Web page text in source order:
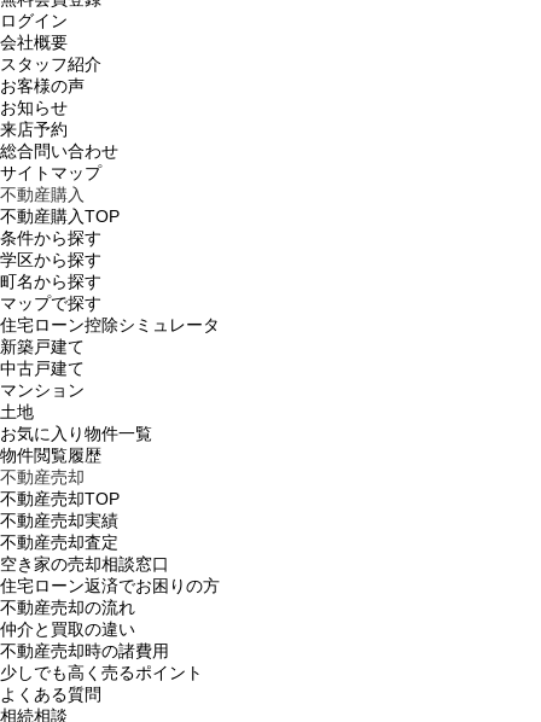
ログイン
会社概要
スタッフ紹介
お客様の声
お知らせ
来店予約
総合問い合わせ
サイトマップ
不動産購入
不動産購入TOP
条件から探す
学区から探す
町名から探す
マップで探す
住宅ローン控除シミュレータ
新築戸建て
中古戸建て
マンション
土地
お気に入り物件一覧
物件閲覧履歴
不動産売却
不動産売却TOP
不動産売却実績
不動産売却査定
空き家の売却相談窓口
住宅ローン返済でお困りの方
不動産売却の流れ
仲介と買取の違い
不動産売却時の諸費用
少しでも高く売るポイント
よくある質問
相続相談